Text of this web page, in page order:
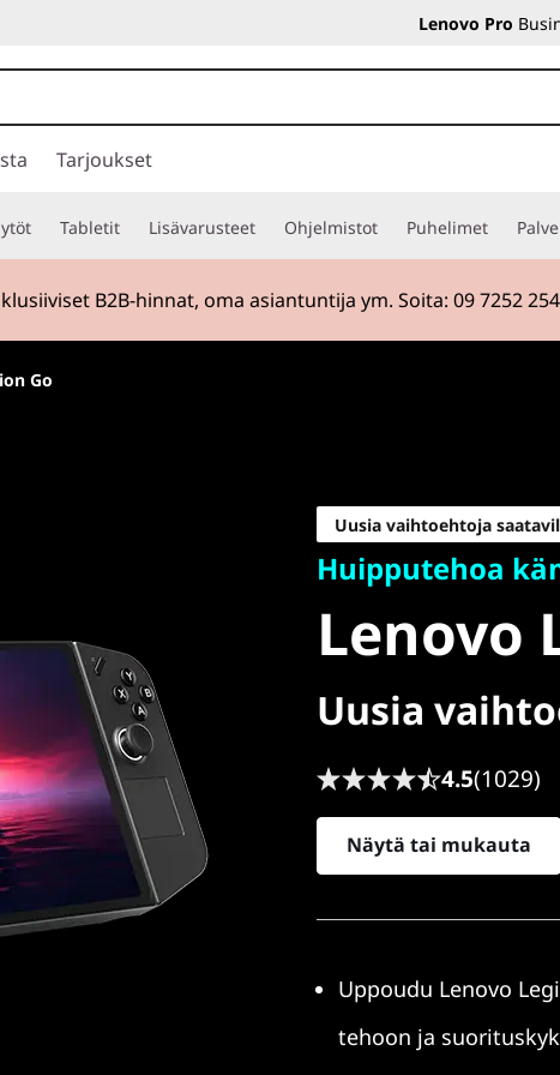
Lenovo Pro
Tarjoukset
Tabletit Lisävarusteet Ohjelmistot Puhelimet
| Osta ajoissa ja valmistaudu kouluun tuoreen teknologian
Go
Lenovo
Go
Uusia vaihtoehtoja
Huipputehoa
Lenovo
Uusia
4.5(1029)
Näytä tai mukauta
Uppoudu Lenovo
tehoon ja